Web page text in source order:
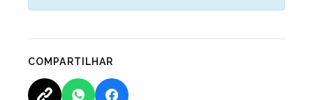
COMPARTILHAR